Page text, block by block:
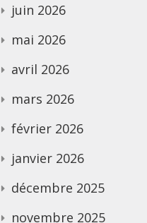
juin 2026
mai 2026
avril 2026
mars 2026
février 2026
janvier 2026
décembre 2025
novembre 2025